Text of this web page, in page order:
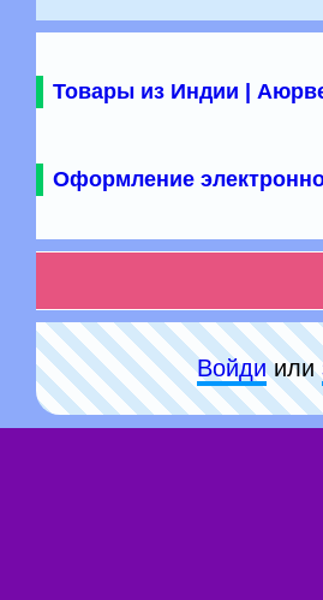
Товары из Индии |
Оформление
Войдиили